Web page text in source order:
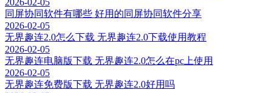
2026-02-05
同屏协同软件有哪些 好用的同屏协同软件分享
2026-02-05
无界趣连2.0怎么下载 无界趣连2.0下载使用教程
2026-02-05
无界趣连电脑版下载 无界趣连2.0怎么在pc上使用
2026-02-05
无界趣连免费版下载 无界趣连2.0好用吗